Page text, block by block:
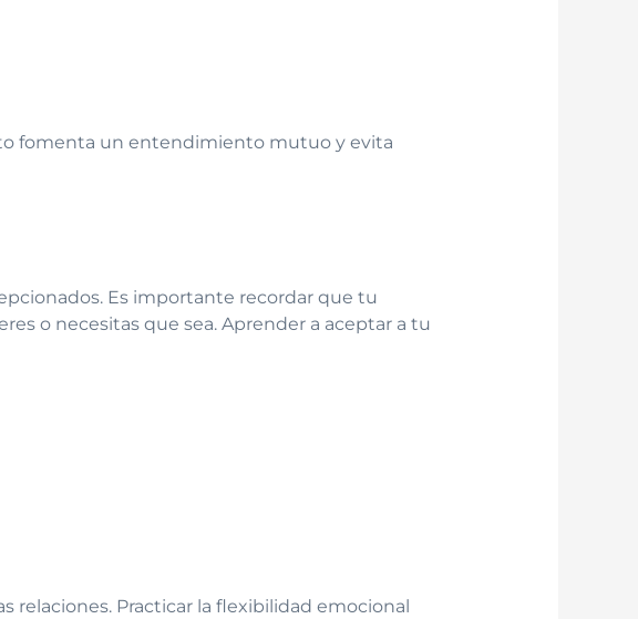
fomenta un entendimiento mutuo y evita
Es importante recordar que tu
o necesitas que sea. Aprender a aceptar a tu
relaciones. Practicar la flexibilidad emocional